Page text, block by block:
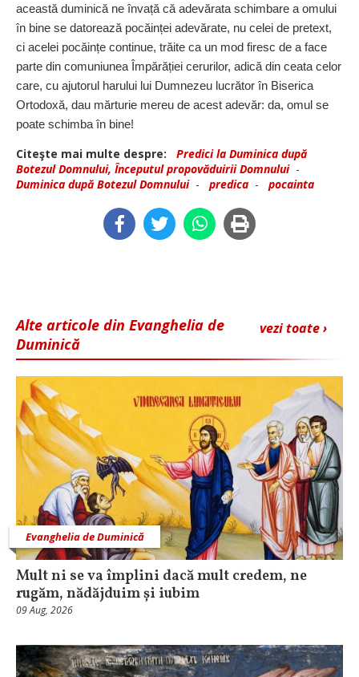
această duminică ne învață că adevărata schimbare a omului
în bine se datorează pocăinței adevărate, nu celei de pretext,
ci acelei pocăințe continue, trăite ca un mod firesc de a face
parte din comuniunea Împărăției cerurilor, adică din ceata celor
care, cu ajutorul harului lui Dumnezeu lucrător în Biserica
Ortodoxă, dau mărturie mereu de acest adevăr: da, omul se
poate schimba în bine!
Citeşte mai multe despre:
Predici la Duminica după
Botezul Domnului, Începutul propovăduirii Domnului-
Duminica după Botezul Domnului- predica - pocainta
vezi toate ›
Alte articole din Evanghelia de
Duminică
Evanghelia de Duminică
Mult ni se va împlini dacă mult credem, ne
rugăm, nădăjduim și iubim
09 Aug, 2026